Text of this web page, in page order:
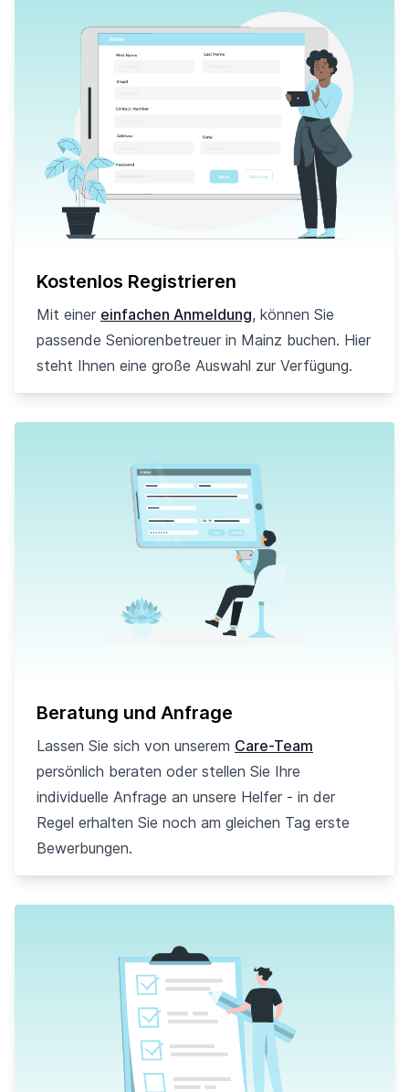
Kostenlos Registrieren
Mit einer einfachen Anmeldung, können Sie
passende Seniorenbetreuer in Mainz buchen. Hier
steht Ihnen eine große Auswahl zur Verfügung.
Beratung und Anfrage
Lassen Sie sich von unserem Care-Team
persönlich beraten oder stellen Sie Ihre
individuelle Anfrage an unsere Helfer - in der
Regel erhalten Sie noch am gleichen Tag erste
Bewerbungen.